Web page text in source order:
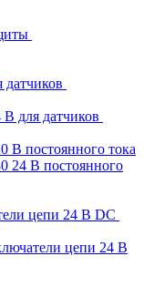
для датчиков
В постоянного тока
24 В постоянного
цепи 24 В DC
цепи 24 В